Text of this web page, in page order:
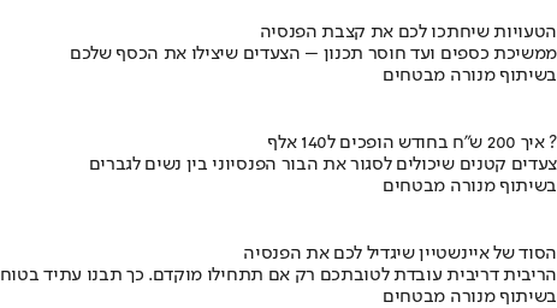
הטעויות שיחתכו לכם את קצבת הפנסיה
ממשיכת כספים ועד חוסר תכנון – הצעדים שיצילו את הכסף שלכם
בשיתוף מנורה מבטחים
איך 200 ש"ח בחודש הופכים ל140 אלף ?
צעדים קטנים שיכולים לסגור את הבור הפנסיוני בין נשים לגברים
בשיתוף מנורה מבטחים
הסוד של איינשטיין שיגדיל לכם את הפנסיה
הריבית דריבית עובדת לטובתכם רק אם תתחילו מוקדם. כך תבנו עתיד בטוח
בשיתוף מנורה מבטחים